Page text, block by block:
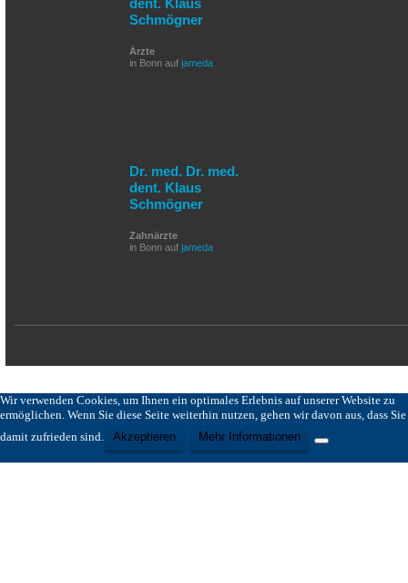
dent. Klaus
Schmögner
Ärzte
in Bonn auf jameda
Dr. med. Dr. med.
dent. Klaus
Schmögner
Zahnärzte
in Bonn auf jameda
Wir verwenden Cookies, um Ihnen ein optimales Erlebnis auf unserer Website zu
ermöglichen. Wenn Sie diese Seite weiterhin nutzen, gehen wir davon aus, dass Sie
damit zufrieden sind.
Akzeptieren Mehr Informationen